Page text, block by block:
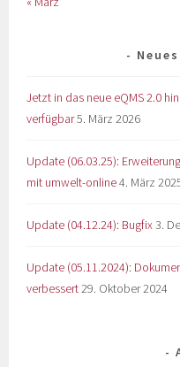
Jetzt in das neue eQMS 2.0
verfügbar5. März 2026
Update (06.03.25):
mit umwelt-online4. März
Update (04.12.24): Bugfix3.
Update (05.11.2024):
verbessert29. Oktober 2024